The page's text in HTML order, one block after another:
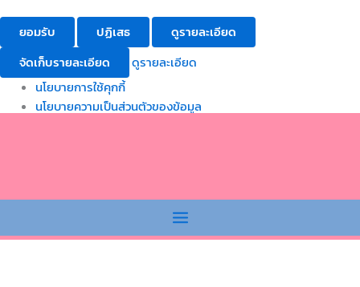
ยอมรับ ปฏิเสธ
ดูรายละเอียด
จัดเก็บรายละเอียด
ดูรายละเอียด
นโยบายการใช้คุกกี้
นโยบายความเป็นส่วนตัวของข้อมูล